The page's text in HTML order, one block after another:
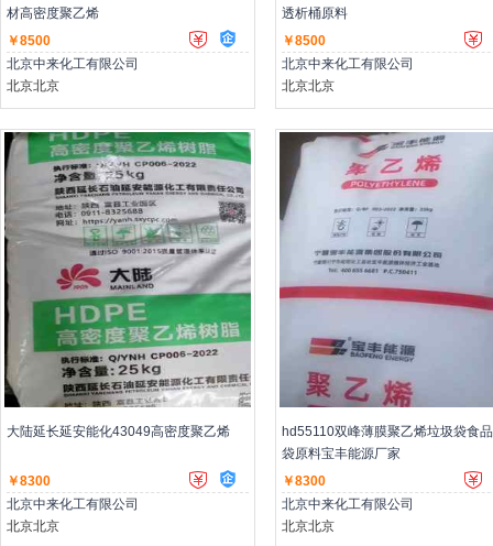
材高密度聚乙烯
￥8500
北京中来化工有限公司
北京北京
透析桶原料
￥8500
北京中来化工有限公司
北京北京
大陆延长延安能化43049高密度聚乙烯
￥8300
北京中来化工有限公司
北京北京
hd55110双峰薄膜聚乙烯垃圾袋食
袋原料宝丰能源厂家
￥8300
北京中来化工有限公司
北京北京